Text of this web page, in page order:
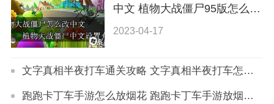
中文 植物大战僵尸95版怎么改
中文
2023-04-17
文字真相半夜打车通关攻略 文字真相半夜打车怎么通过
跑跑卡丁车手游怎么放烟花 跑跑卡丁车手游放烟花方法